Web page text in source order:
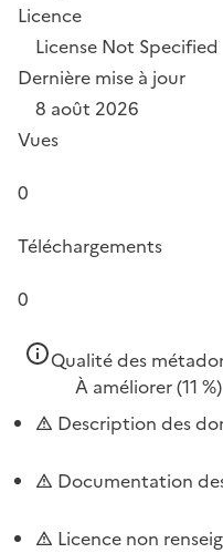
Licence
License Not Specified
Dernière mise à jour
8 août 2026
Vues
0
Téléchargements
0
Qualité des
À améliorer(11 %)
Description des
Documentation
Licence non